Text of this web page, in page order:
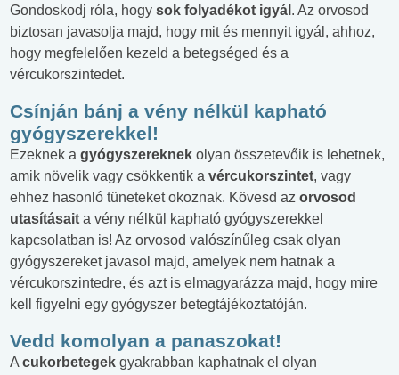
Gondoskodj róla, hogy sok folyadékot igyál . Az orvosod
biztosan javasolja majd, hogy mit és mennyit igyál, ahhoz,
hogy megfelelően kezeld a betegséged és a
vércukorszintedet.
Csínján bánj a vény nélkül kapható
gyógyszerekkel!
Ezeknek a gyógyszereknek olyan összetevőik is lehetnek,
amik növelik vagy csökkentik a vércukorszintet, vagy
ehhez hasonló tüneteket okoznak. Kövesd az orvosod
utasításait a vény nélkül kapható gyógyszerekkel
kapcsolatban is! Az orvosod valószínűleg csak olyan
gyógyszereket javasol majd, amelyek nem hatnak a
vércukorszintedre, és azt is elmagyarázza majd, hogy mire
kell figyelni egy gyógyszer betegtájékoztatóján.
Vedd komolyan a panaszokat!
A cukorbetegek gyakrabban kaphatnak el olyan